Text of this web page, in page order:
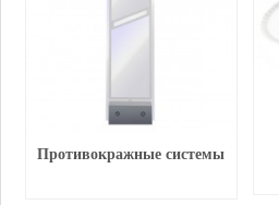
Противокражные системы